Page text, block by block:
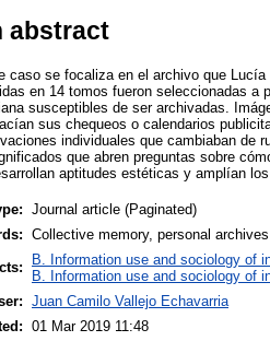
abstract
caso se focaliza en el archivo que
en 14 tomos fueron seleccionadas
susceptibles de ser archivadas.
sus chequeos o calendarios
individuales que cambiaban de
que abren preguntas sobre
aptitudes estéticas y amplían
Journal article (Paginated)
Collective memory, personal
B. Information use and sociology of
B. Information use and sociology of
Juan Camilo Vallejo Echavarria
01 Mar 2019 11:48